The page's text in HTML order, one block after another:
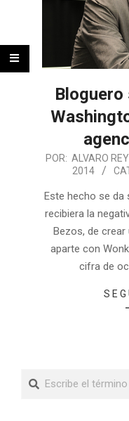
Bloguero
POR: ALVARO
2014
Este hecho se da
recibiera la
Bezos, de
aparte con
cifra de